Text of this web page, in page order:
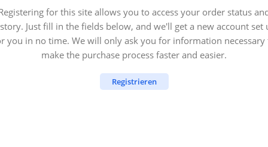
for this site allows you to access your order status
Just fill in the fields below, and we'll get a new account set
you in no time. We will only ask you for information necessary
make the purchase process faster and easier.
Registrieren